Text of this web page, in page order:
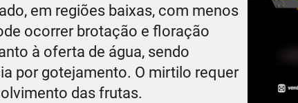
em regiões baixas, com menos
ocorrer brotação e floração
à oferta de água, sendo
por gotejamento. O mirtilo requer
das frutas.